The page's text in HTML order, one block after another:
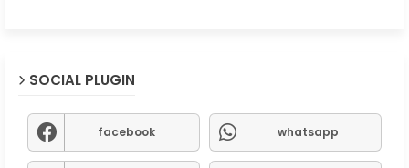
SOCIAL PLUGIN
facebook whatsapp